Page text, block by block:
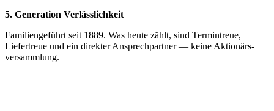
5. Generation Verlässlichkeit
Familiengeführt seit 1889. Was heute zählt, sind Termintreue,
Liefertreue und ein direkter Ansprech­partner — keine Aktionärs­
versammlung.